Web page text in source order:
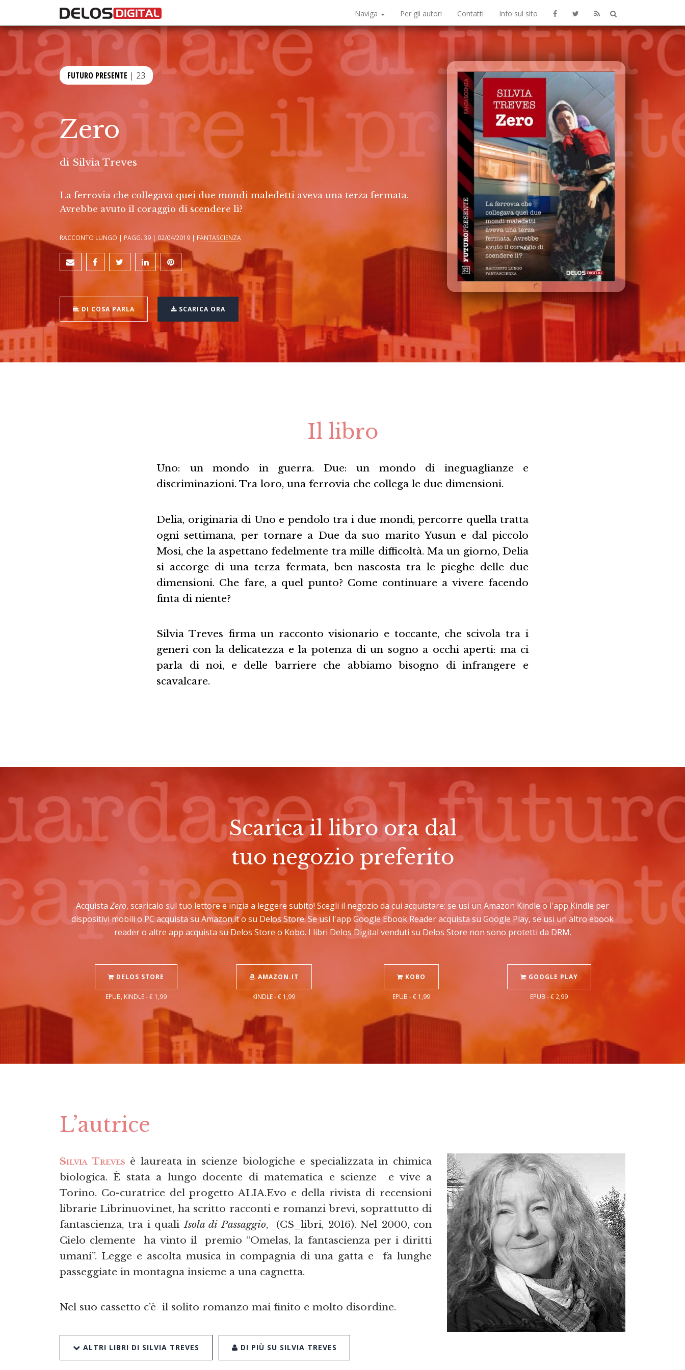
Naviga Per gli autori Contatti Info sul sito
FUTURO PRESENTE | 23
Zero
di Silvia Treves
La ferrovia che collegava quei due mondi maledetti aveva una terza fermata.
Avrebbe avuto il coraggio di scendere lì?
RACCONTO LUNGO | PAGG. 39 | 02/04/2019 | FANTASCIENZA
DI COSA PARLA SCARICA ORA
Il libro
Uno: un mondo in guerra. Due: un mondo di ineguaglianze e
discriminazioni. Tra loro, una ferrovia che collega le due dimensioni.
Delia, originaria di Uno e pendolo tra i due mondi, percorre quella tratta
ogni settimana, per tornare a Due da suo marito Yusun e dal piccolo
Mosi, che la aspettano fedelmente tra mille difficoltà. Ma un giorno, Delia
si accorge di una terza fermata, ben nascosta tra le pieghe delle due
dimensioni. Che fare, a quel punto? Come continuare a vivere facendo
finta di niente?
Silvia Treves firma un racconto visionario e toccante, che scivola tra i
generi con la delicatezza e la potenza di un sogno a occhi aperti: ma ci
parla di noi, e delle barriere che abbiamo bisogno di infrangere e
scavalcare.
Scarica il libro ora dal
tuo negozio preferito
Acquista Zero, scaricalo sul tuo lettore e inizia a leggere subito! Scegli il negozio da cui acquistare: se usi un Amazon Kindle o l'app Kindle per
dispositivi mobili o PC acquista su Amazon.it o su Delos Store. Se usi l'app Google Ebook Reader acquista su Google Play, se usi un altro ebook
reader o altre app acquista su Delos Store o Kobo. I libri Delos Digital venduti su Delos Store non sono protetti da DRM.
DELOS STORE
EPUB, KINDLE - € 1,99
AMAZON.IT
KINDLE - € 1,99
KOBO
EPUB - € 1,99
GOOGLE PLAY
EPUB - € 2,99
L’autrice
Silvia Treves è laureata in scienze biologiche e specializzata in chimica
biologica. È stata a lungo docente di matematica e scienze e vive a
Torino. Co-curatrice del progetto ALIA.Evo e della rivista di recensioni
librarie Librinuovi.net, ha scritto racconti e romanzi brevi, soprattutto di
fantascienza, tra i qualiIsola di Passaggio, (CS_libri, 2016). Nel 2000, con
Cielo clemente ha vinto il premio “Omelas, la fantascienza per i diritti
umani”. Legge e ascolta musica in compagnia di una gatta e fa lunghe
passeggiate in montagna insieme a una cagnetta.
Nel suo cassetto c’è il solito romanzo mai finito e molto disordine.
ALTRI LIBRI DI SILVIA TREVES DI PIÙ SU SILVIA TREVES